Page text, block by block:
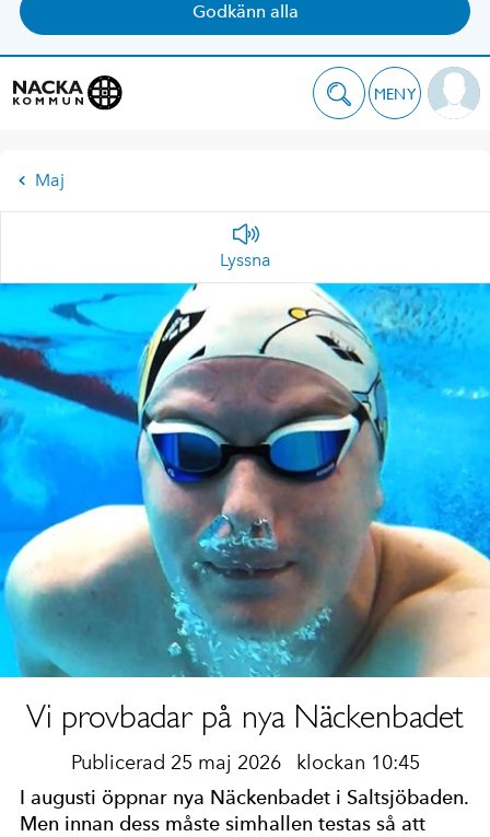
Godkänn alla
MENY
Maj
Lyssna
Vi provbadar på nya Näckenbadet
Publicerad 25 maj 2026 klockan 10:45
I augusti öppnar nya Näckenbadet i Saltsjöbaden.
Men innan dess måste simhallen testas så att